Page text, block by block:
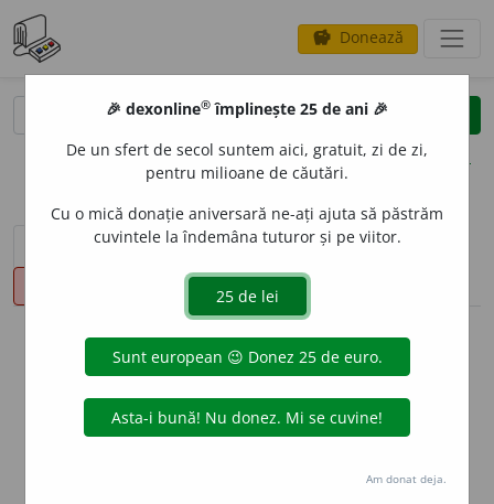
savings Donează
clear
opțiuni
sinteza definițiilor (1) definiții (18)
conjugări
info
Aceste definiții sunt compilate de
echipa dexonline. Definițiile
originale se află pe filadefiniții.
Puteți reordona filele pe pagina de
🎉 dexonline® împlinește 25 de ani 🎉
De un sfert de secol suntem aici, gratuit, zi de zi,
pentru milioane de căutări.
Cu o mică donație aniversară ne-ați ajuta să păstrăm
cuvintele la îndemâna tuturor și pe viitor.
Am donat deja.